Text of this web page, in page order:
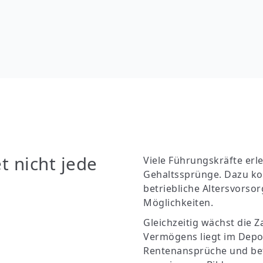
nicht jede
Viele Führungskräfte
Gehaltssprünge. Dazu
betriebliche
Möglichkeiten.
Gleichzeitig wächst die
Vermögens liegt im
Rentenansprüche und